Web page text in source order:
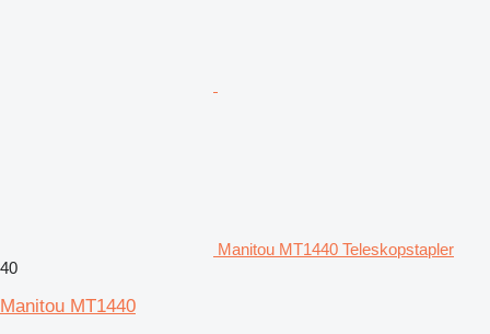
Manitou MT1440 Teleskopstapler
40
Manitou MT1440